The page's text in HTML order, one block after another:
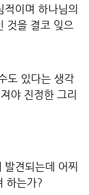
적이며 하나님의
것을 결코 잊으
도 있다는 생각
야 진정한 그리
견되는데 어찌
하는가?